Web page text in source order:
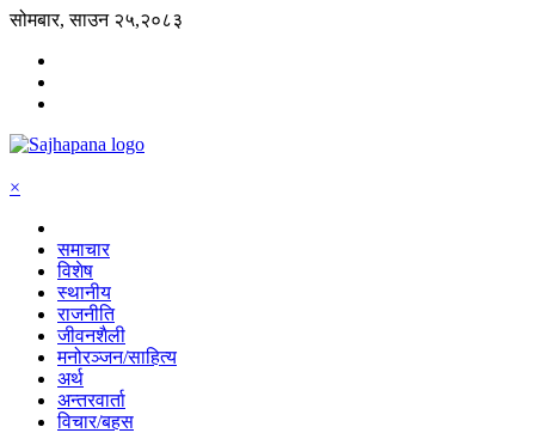
सोमबार, साउन २५,२०८३
×
समाचार
विशेष
स्थानीय
राजनीति
जीवनशैली
मनोरञ्जन/साहित्य
अर्थ
अन्तरवार्ता
विचार/बहस